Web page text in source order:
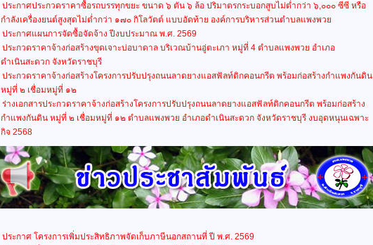
ประกาศประกวดราคาซื้อรถบรรทุกขยะ ขนาด ๖ ตัน ๖ ล้อ ปริมาตรกระบอกสูบไม่ตํ่ากว่า ๖,๐๐๐ ซีซี หรือ
กำลังเครื่องยนต์สูงสุดไม่ตํ่ากว่า ๑๗๐ กิโลวัตต์ แบบอัดท้าย องค์การบริหารส่วนตำบลแพงพวย
ประกาศแผนการจัดซื้อจัดจ้าง ปีงบประมาณ พ.ศ. 2569
ประกวดราคาจ้างก่อสร้างขุดเจาะบ่อบาดาล บริเวณบ้านอู่ตะเภา หมู่ที่ 4 ตำบลแพงพวย อำเภอ
ดำเนินสะดวก จังหวัดราชบุรี
ประกวดราคาจ้างก่อสร้างโครงการปรับปรุงถนนลาดยางแอสฟัลท์ติกคอนกรีต พร้อมก่อสร้างกำแพงกันดิน
หมู่ที่ ๒ เชื่อมหมู่ที่ ๑๒
ร่างเอกสารประกวดราคาจ้างก่อสร้างโครงการปรับปรุงถนนลาดยางแอสฟัลท์ติกคอนกรีต พร้อมก่อสร้าง
กำแพงกันดิน หมู่ที่ ๒ เชื่อมหมู่ที่ ๑๒ ตำบลแพงพวย อำเภอดำเนินสะดวก จังหวัดราชบุรี งบอุดหนุนเฉพาะ
กิจ 2568
ประกาศ โครงการเพิ่มประสิทธิภาพจัดเก็บภาษีนอกสถานที่ ปี พ.ศ. 2569